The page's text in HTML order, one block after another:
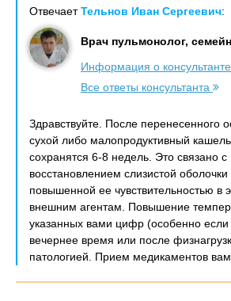
ОтвечаетТельнов Иван Сергеевич:
Врач пульмонолог,
Информация о консультанте
Все ответы консультанта
Здравствуйте. После перенесенного
сухой либо малопродуктивный
сохранятся 6-8 недель. Это связано с
восстановлением слизистой
повышенной ее чувствительностью в
внешним агентам. Повышение
указанных вами цифр (особенно если
вечернее время или после
патологией. Прием медикаментов вам